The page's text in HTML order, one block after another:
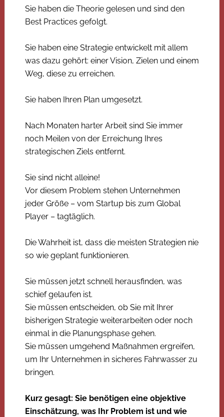
Sie haben die Theorie gelesen und sind den
Best Practices gefolgt.
Sie haben eine Strategie entwickelt mit allem
was dazu gehört: einer Vision, Zielen und einem
Weg, diese zu erreichen.
Sie haben Ihren Plan umgesetzt.
Nach Monaten harter Arbeit sind Sie immer
noch Meilen von der Erreichung Ihres
strategischen Ziels entfernt.
Sie sind nicht alleine!
Vor diesem Problem stehen Unternehmen
jeder Größe – vom Startup bis zum Global
Player – tagtäglich.
Die Wahrheit ist, dass die meisten Strategien nie
so wie geplant funktionieren.
Sie müssen jetzt schnell herausfinden, was
schief gelaufen ist.
Sie müssen entscheiden, ob Sie mit Ihrer
bisherigen Strategie weiterarbeiten oder noch
einmal in die Planungsphase gehen.
Sie müssen umgehend Maßnahmen ergreifen,
um Ihr Unternehmen in sicheres Fahrwasser zu
bringen.
Kurz gesagt: Sie benötigen eine objektive
Einschätzung, was Ihr Problem ist und wie